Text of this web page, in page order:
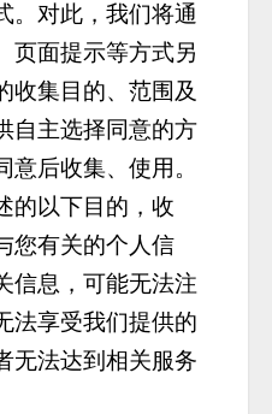
。对此，我们将通
页面提示等方式另
收集目的、范围及
自主选择同意的方
后收集、使用。
的以下目的，收
您有关的个人信
信息，可能无法注
法享受我们提供的
无法达到相关服务